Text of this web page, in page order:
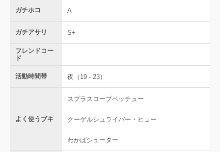
ガチホコ A
ガチアサリ S+
フレンドコー
ド
活動時間帯 夜（19 - 23）
よく使うブキ
スプラスコープベッチュー
クーゲルシュライバー・ヒュー
わかばシューター